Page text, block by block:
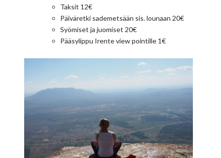
Taksit 12€
Päiväretki sademetsään sis. lounaan 20€
Syömiset ja juomiset 20€
Pääsylippu Irente view pointille 1€